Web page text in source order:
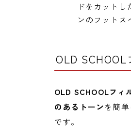
ドをカット
ンのフットス
OLD
OLD SCHOOLフィ
のあるトーンを簡
です。